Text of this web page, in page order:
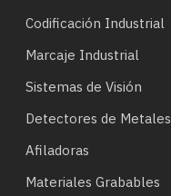
Codificación Industrial
Marcaje Industrial
Sistemas de Visión
Detectores de Metales
Afiladoras
Materiales Grabables